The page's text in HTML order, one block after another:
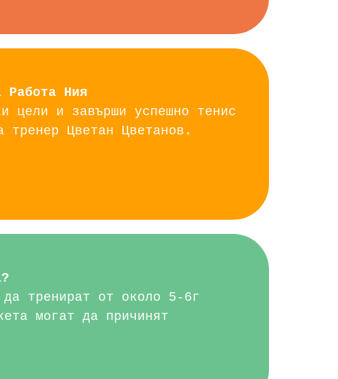
Работа Ния
цели и завърши успешно тенис
Цветан Цветанов.
тренират от около 5-6г
могат да причинят